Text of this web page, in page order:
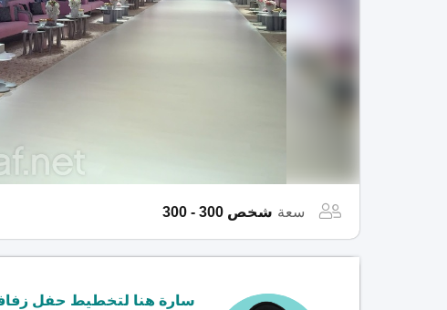
سعة شخص 300 - 300
سارة هنا لتخطيط حفل